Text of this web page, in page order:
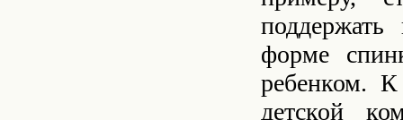
поддержать
форме
ребенком.
детской